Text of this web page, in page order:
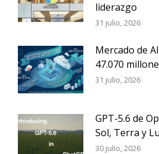
liderazgo
31 julio, 2026
Mercado de
47.070
31 julio, 2026
GPT-5.6 de
Sol, Terra y
30 julio, 2026